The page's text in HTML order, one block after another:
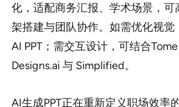
化，适配商务汇报、学术场景，可
架搭建与团队协作。如需优化视觉
AI PPT；需交互设计，可结合
Designs.ai 与 Simplified。
AI生成PPT正在重新定义职场效率